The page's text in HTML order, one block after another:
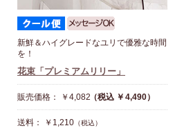
新鮮＆ハイグレードなユリで優雅な時間
を！
花束「プレミアムリリー」
販売価格： ￥4,082（税込 ￥4,490）
送料： ￥1,210 （税込）